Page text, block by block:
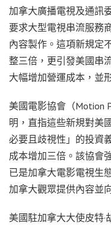
加拿大廣播電視及通訊
要求大型電視串流服務
內容製作。這項新規定
整三倍，更引發美國串
大幅增加營運成本，並
美國電影協會（Motion
明，直指這些新規對美
必要且歧視性」的投資
成本增加三倍。該協會
已是加拿大電影電視生
加拿大觀眾提供內容並
美國駐加拿大大使皮特